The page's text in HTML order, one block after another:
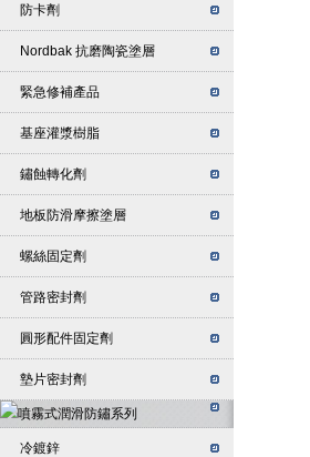
防卡劑
Nordbak 抗磨陶瓷塗層
緊急修補產品
基座灌漿樹脂
鏽蝕轉化劑
地板防滑摩擦塗層
螺絲固定劑
管路密封劑
圓形配件固定劑
墊片密封劑
冷鍍鋅